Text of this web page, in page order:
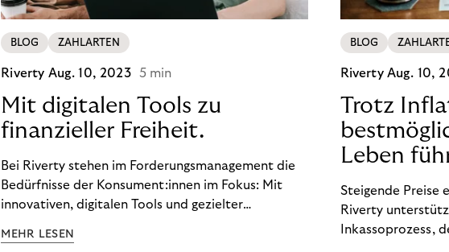
BLOG ZAHLARTEN
Riverty Aug. 10, 2023 5 min
Mit digitalen Tools zu
finanzieller Freiheit.
Bei Riverty stehen im Forderungsmanagement die
Bedürfnisse der Konsument:innen im Fokus: Mit
innovativen, digitalen Tools und gezielter
ein Leben in finanzieller Freiheit zu führen. So
MEHR LESEN
BLOG
Riverty Aug. 10,
Trotz
Leben
Steigende Preise
Riverty
Inkassoprozess,